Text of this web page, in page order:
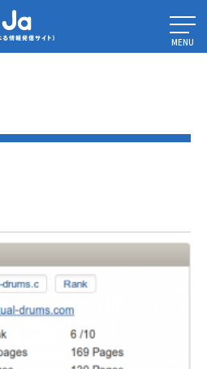
の改善、安定性 – Piwik1.X系最後のリリ
MENU